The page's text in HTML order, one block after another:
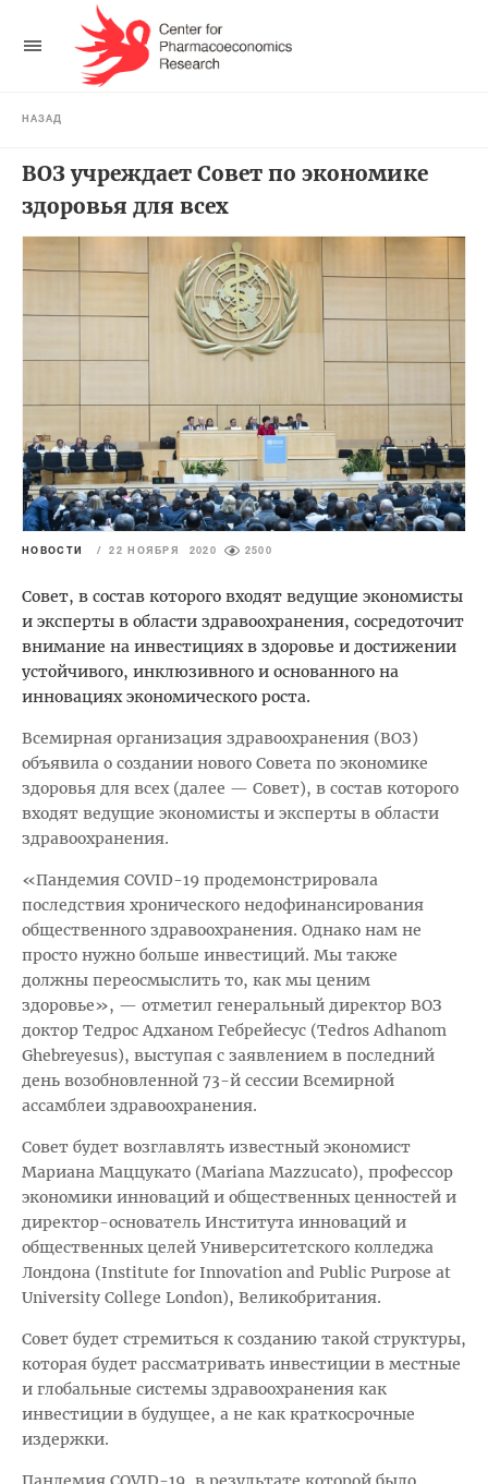
НАЗАД
ВОЗ учреждает Совет по экономике
здоровья для всех
НОВОСТИ / 22 НОЯБРЯ 2020 2500
Совет, в состав которого входят ведущие экономисты
и эксперты в области здравоохранения, сосредоточит
внимание на инвестициях в здоровье и достижении
устойчивого, инклюзивного и основанного на
инновациях экономического роста.
Всемирная организация здравоохранения (ВОЗ)
объявила о создании нового Совета по экономике
здоровья для всех (далее — Совет), в состав которого
входят ведущие экономисты и эксперты в области
здравоохранения.
«Пандемия COVID-19 продемонстрировала
последствия хронического недофинансирования
общественного здравоохранения. Однако нам не
просто нужно больше инвестиций. Мы также
должны переосмыслить то, как мы ценим
здоровье», — отметил генеральный директор ВОЗ
доктор Тедрос Адханом Гебрейесус (Tedros Adhanom
Ghebreyesus), выступая с заявлением в последний
день возобновленной 73-й сессии Всемирной
ассамблеи здравоохранения.
Совет будет возглавлять известный экономист
Мариана Маццукато (Mariana Mazzucato), профессор
экономики инноваций и общественных ценностей и
директор-основатель Института инноваций и
общественных целей Университетского колледжа
Лондона (Institute for Innovation and Public Purpose at
University College London), Великобритания.
Совет будет стремиться к созданию такой структуры,
которая будет рассматривать инвестиции в местные
и глобальные системы здравоохранения как
инвестиции в будущее, а не как краткосрочные
издержки.